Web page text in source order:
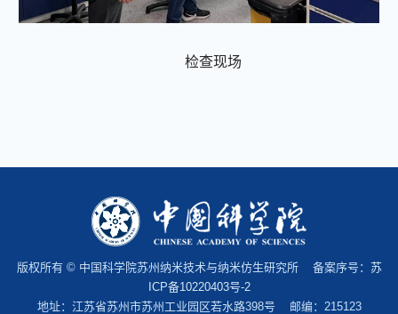
检查现场
版权所有 © 中国科学院苏州纳米技术与纳米仿生研究所 备案序号： 苏
ICP备10220403号-2
地址：江苏省苏州市苏州工业园区若水路398号 邮编：215123